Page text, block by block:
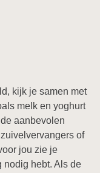
kijk je samen met
melk en yoghurt
aanbevolen
of
jou zie je
nodig hebt. Als de